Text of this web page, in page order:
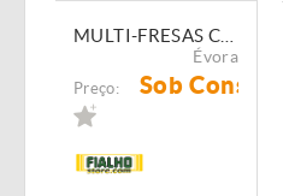
Évora
Preço: Sob Consulta